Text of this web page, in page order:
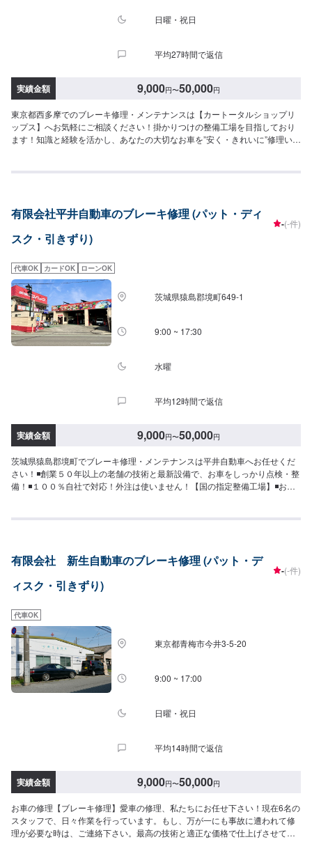
ていただきます！※代車の燃料代はお客様にご負担いただいております。<定
日曜・祝日
平均27時間で返信
実績金額 9,000円〜50,000円
東京都西多摩でのブレーキ修理・メンテナンスは【カートータルショップリ
ップス】へお気軽にご相談ください！掛かりつけの整備工場を目指しており
ます！知識と経験を活かし、あなたの大切なお車を”安く・きれいに”修理いた
の知識をお持ちでない方でも、ご安心ください。<当社の特徴>◾国産車はもち
可能です！【1】オファーにてお問い合わせ【2】お見積り【3】お見積りに
ご納得いただければ作業開始【4】仕上がり次第納車【代車について】納得し
ていただけるお見積りから、無料代車のご用意まで自社スタッフが責任をも
お客様にご負担いただいております。【定休日・営業時間】定休日：日曜、
祭日、第二土曜日営業時間：8:30〜17:30※看板犬が事務所内におりますの
で、重度の犬アレルギーの方はお気をつけください。また、お客様が来店な
さった際に少し吠えることがございます。ご了承いただけますと幸いです。
有限会社平井自動車のブレーキ修理 (パット・ディ
スク・引きずり)
-(-件)
代車OK カードOK ローンOK
茨城県猿島郡境町649-1
9:00 ~ 17:30
水曜
平均12時間で返信
実績金額 9,000円〜50,000円
茨城県猿島郡境町でブレーキ修理・メンテナンスは平井自動車へお任せくだ
さい！◾創業５０年以上の老舗の技術と最新設備で、お車をしっかり点検・整
備！◾１００％自社で対応！外注は使いません！【国の指定整備工場】◾お車
れてしまった…★保険を使えべきなのかわからない…などのご相談もお気軽
ご納得いただければ作業開始【4】仕上がり次第納車-----納期について-----納
期は通常2日～3日程度で納車となります。車種や条件などにより、納期は前
後する場合がございます。予めご了承ください。-----代車について-----無料の
料代はお客様にご負担いただいております。※内容などにより貸し出し出来か
ねる場合もございます。-----ご来店時の注意、受付方法-----入庫の際はお気を
つけてお越しください。駐車スペースは事務所前のお客様駐車スペースに駐
車してください。受付はスタッフへ「メンテモで予約しました」とお伝えく
ださい。ご案内いたします。
有限会社 新生自動車のブレーキ修理 (パット・デ
ィスク・引きずり)
-(-件)
代車OK
東京都青梅市今井3-5-20
9:00 ~ 17:00
日曜・祝日
平均14時間で返信
実績金額 9,000円〜50,000円
お車の修理【ブレーキ修理】愛車の修理、私たちにお任せ下さい！現在6名の
スタッフで、日々作業を行っています。もし、万が一にも事故に遭われて修
理が必要な時は、ご連絡下さい。最高の技術と適正な価格で仕上げさせて頂